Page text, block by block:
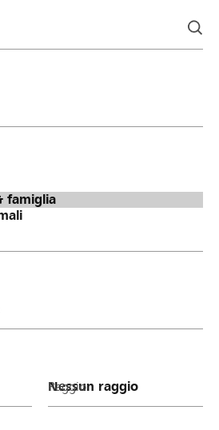
Raggio